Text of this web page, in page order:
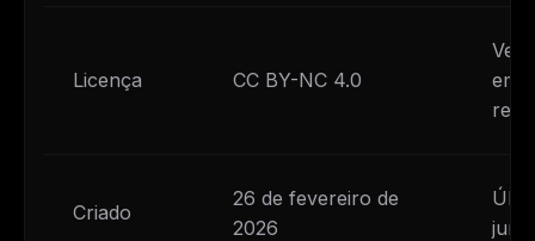
Licença CC BY-NC 4.0
Criado
26 de fevereiro de
2026